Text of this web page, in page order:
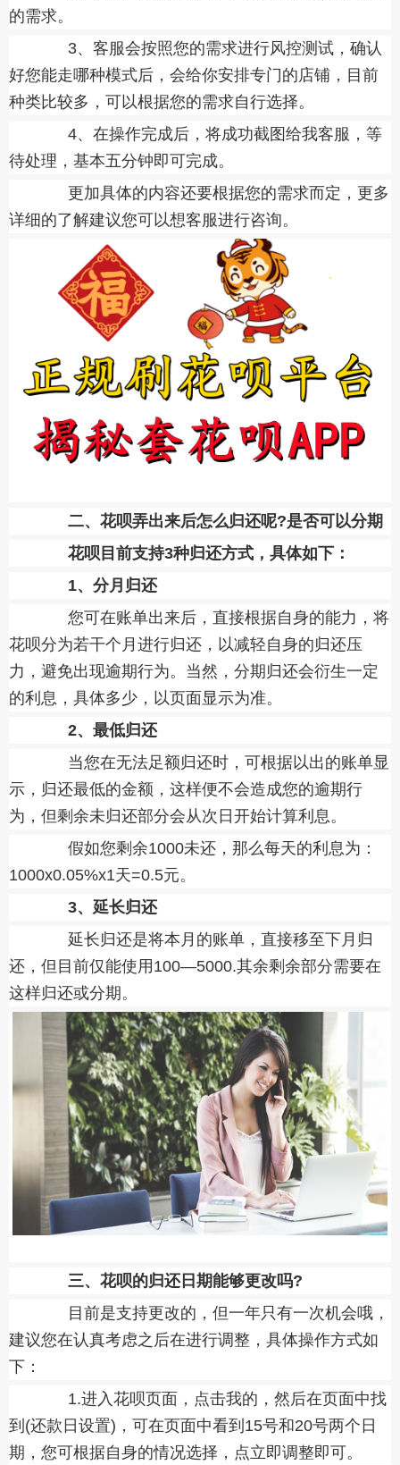
的需求。
3、客服会按照您的需求进行风控测试，确认
好您能走哪种模式后，会给你安排专门的店铺，目前
种类比较多，可以根据您的需求自行选择。
4、在操作完成后，将成功截图给我客服，等
待处理，基本五分钟即可完成。
更加具体的内容还要根据您的需求而定，更多
详细的了解建议您可以想客服进行咨询。
二、花呗弄出来后怎么归还呢?是否可以分期
花呗目前支持3种归还方式，具体如下：
1、分月归还
您可在账单出来后，直接根据自身的能力，将
花呗分为若干个月进行归还，以减轻自身的归还压
力，避免出现逾期行为。当然，分期归还会衍生一定
的利息，具体多少，以页面显示为准。
2、最低归还
当您在无法足额归还时，可根据以出的账单显
示，归还最低的金额，这样便不会造成您的逾期行
为，但剩余未归还部分会从次日开始计算利息。
假如您剩余1000未还，那么每天的利息为：
1000x0.05%x1天=0.5元。
3、延长归还
延长归还是将本月的账单，直接移至下月归
还，但目前仅能使用100—5000.其余剩余部分需要在
这样归还或分期。
三、花呗的归还日期能够更改吗?
目前是支持更改的，但一年只有一次机会哦，
建议您在认真考虑之后在进行调整，具体操作方式如
下：
1.进入花呗页面，点击我的，然后在页面中找
到(还款日设置)，可在页面中看到15号和20号两个日
期，您可根据自身的情况选择，点立即调整即可。